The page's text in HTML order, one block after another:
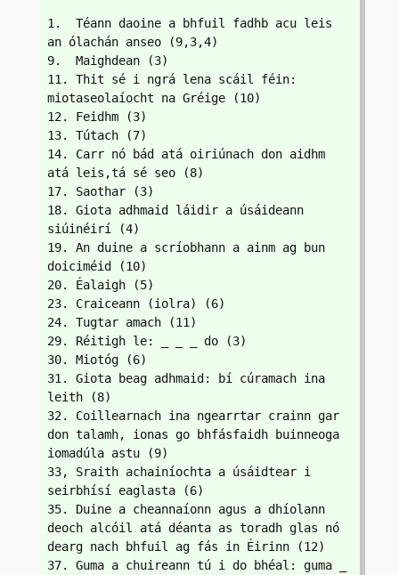
1.  Téann daoine a bhfuil fadhb acu leis
an ólachán anseo (9,3,4)
9.  Maighdean (3)
11. Thit sé i ngrá lena scáil féin:
miotaseolaíocht na Gréige (10)
12. Feidhm (3)
13. Tútach (7)
14. Carr nó bád atá oiriúnach don aidhm
atá leis,tá sé seo (8)
17. Saothar (3)
18. Giota adhmaid láidir a úsáideann
siúinéirí (4)
19. An duine a scríobhann a ainm ag bun
doiciméid (10)
20. Éalaigh (5)
23. Craiceann (iolra) (6)
24. Tugtar amach (11)
29. Réitigh le: _ _ _ do (3)
30. Miotóg (6)
31. Giota beag adhmaid: bí cúramach ina
leith (8)
32. Coillearnach ina ngearrtar crainn gar
don talamh, ionas go bhfásfaidh buinneoga
iomadúla astu (9)
33, Sraith achainíochta a úsáidtear i
seirbhísí eaglasta (6)
35. Duine a cheannaíonn agus a dhíolann
deoch alcóil atá déanta as toradh glas nó
dearg nach bhfuil ag fás in Éirinn (12)
37. Guma a chuireann tú i do bhéal: guma _